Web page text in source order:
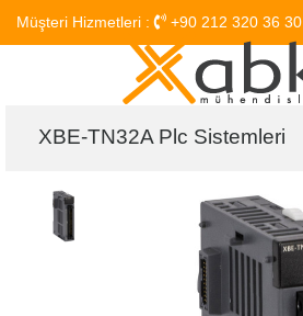
Müşteri Hizmetleri : +90 212 320 36 30
XBE-TN32A Plc Sistemleri